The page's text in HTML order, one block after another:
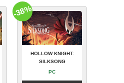
HOLLOW KNIGHT:
SILKSONG
PC
-38%